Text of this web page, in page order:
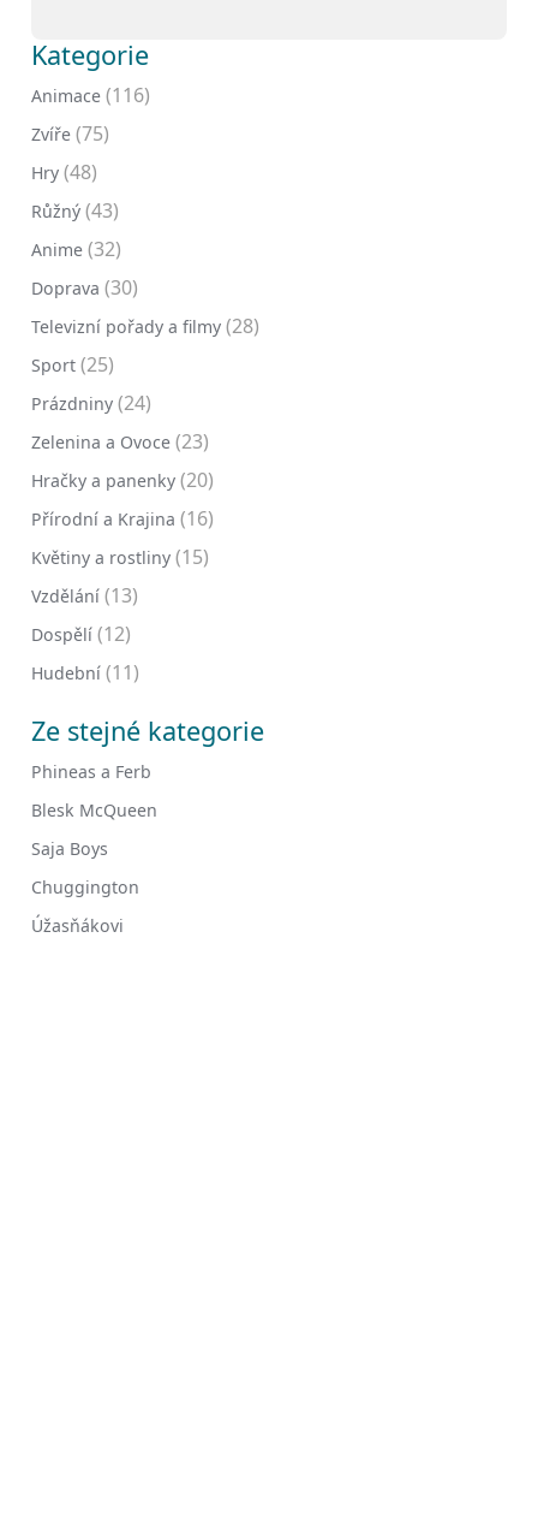
Kategorie
Animace (116)
Zvíře (75)
Hry (48)
Růžný (43)
Anime (32)
Doprava (30)
Televizní pořady a filmy (28)
Sport (25)
Prázdniny (24)
Zelenina a Ovoce (23)
Hračky a panenky (20)
Přírodní a Krajina (16)
Květiny a rostliny (15)
Vzdělání (13)
Dospělí (12)
Hudební (11)
Ze stejné kategorie
Phineas a Ferb
Blesk McQueen
Saja Boys
Chuggington
Úžasňákovi